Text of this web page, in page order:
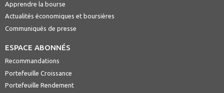
Apprendre la bourse
Actualités économiques et boursières
Communiqués de presse
ESPACE ABONNÉS
Recommandations
Portefeuille Croissance
Portefeuille Rendement